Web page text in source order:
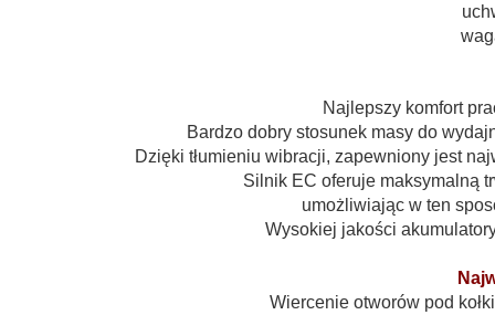
Najlepszy komfort
Bardzo dobry stosunek masy do
Dzięki tłumieniu wibracji, zapewniony jest
Silnik EC oferuje maksymalną
umożliwiając w ten
Wysokiej jakości
Wiercenie otworów pod